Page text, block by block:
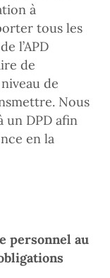
à
tous les
l’APD
de
de
Nous
un DPD afin
en la
personnel au